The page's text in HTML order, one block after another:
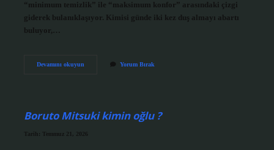
“minimum temizlik” ile “maksimum konfor” arasındaki çizgi
giderek bulanıklaşıyor. Kimisi günde iki kez duş almayı abartı
buluyor,…
Devamını okuyunDuş
Yorum Bırak
Boruto Mitsuki kimin oğlu ?
Tarih: Temmuz 21, 2026